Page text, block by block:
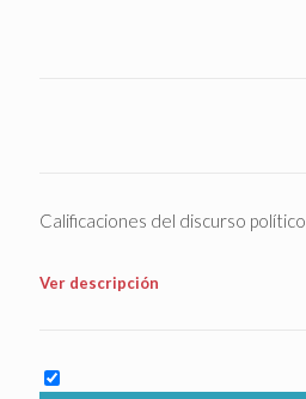
Calificaciones del discurso político
Ver descripción